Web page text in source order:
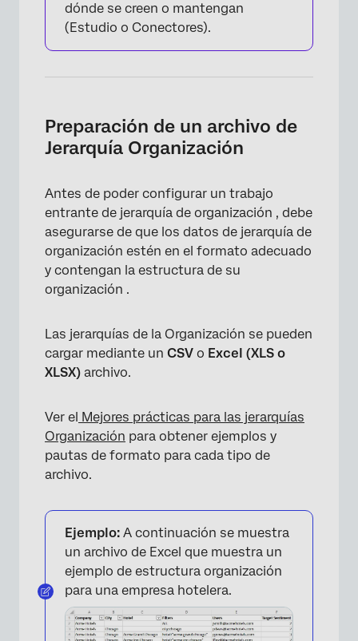
dónde se creen o mantengan
(Estudio o Conectores).
Preparación de un archivo de
Jerarquía Organización
Antes de poder configurar un trabajo
entrante de jerarquía de organización , debe
asegurarse de que los datos de jerarquía de
organización estén en el formato adecuado
y contengan la estructura de su
organización .
Las jerarquías de la Organización se pueden
cargar mediante un CSV o Excel (XLS o
XLSX) archivo.
Ver el Mejores prácticas para las jerarquías
Organización para obtener ejemplos y
pautas de formato para cada tipo de
archivo.
Ejemplo: A continuación se muestra
un archivo de Excel que muestra un
ejemplo de estructura organización
para una empresa hotelera.